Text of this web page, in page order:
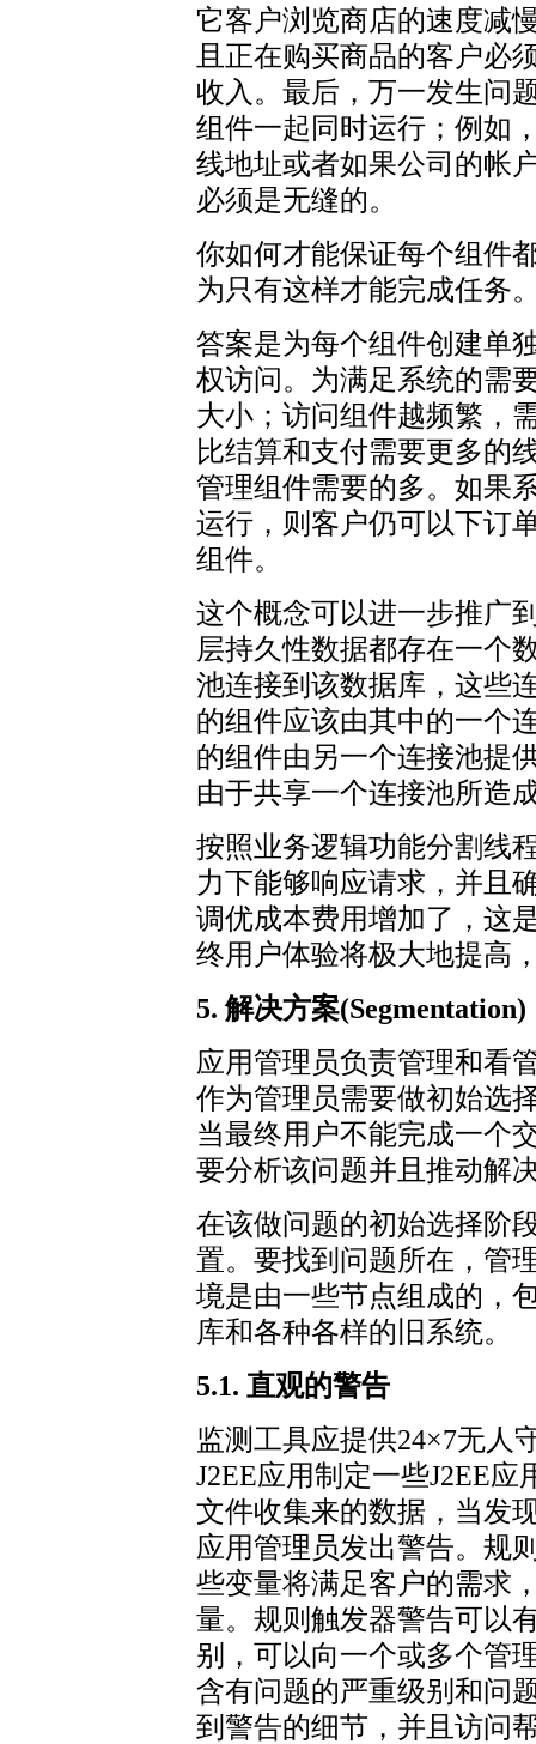
它客户浏览商店的速度减
且正在购买商品的客户必
收入。最后，万一发生问
组件一起同时运行；例如
线地址或者如果公司的帐
必须是无缝的。
你如何才能保证每个组件
为只有这样才能完成任务
答案是为每个组件创建单
权访问。为满足系统的需
大小；访问组件越频繁，
比结算和支付需要更多的
管理组件需要的多。如果
运行，则客户仍可以下订
组件。
这个概念可以进一步推广
层持久性数据都存在一个
池连接到该数据库，这些
的组件应该由其中的一个
的组件由另一个连接池提
由于共享一个连接池所造
按照业务逻辑功能分割线
力下能够响应请求，并且
调优成本费用增加了，这
终用户体验将极大地提高
5. 解决方案(Segmentation)
应用管理员负责管理和看
作为管理员需要做初始选
当最终用户不能完成一个
要分析该问题并且推动解
在该做问题的初始选择阶
置。要找到问题所在，管
境是由一些节点组成的，
库和各种各样的旧系统。
5.1. 直观的警告
监测工具应提供24×7无人
J2EE应用制定一些J2EE
文件收集来的数据，当发
应用管理员发出警告。规
些变量将满足客户的需求
量。规则触发器警告可以
别，可以向一个或多个管
含有问题的严重级别和问
到警告的细节，并且访问